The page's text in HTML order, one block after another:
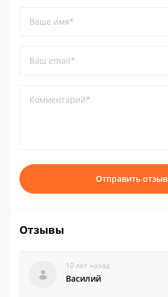
Ваше имя*
Ваш email*
Комментарий*
Отправить отзыв
Отзывы
10 лет назад
Василий